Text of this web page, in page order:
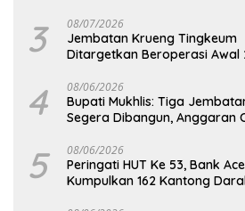
3 08/07/2026
Jembatan Krueng Tingkeum
Ditargetkan Beroperasi Awal
4 08/06/2026
Bupati Mukhlis: Tiga
Segera Dibangun, Anggaran
5 08/06/2026
Peringati HUT Ke 53, Bank
Kumpulkan 162 Kantong